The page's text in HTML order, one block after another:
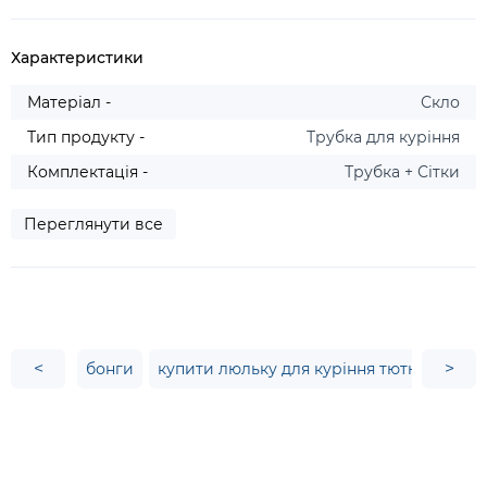
Характеристики
Матеріал -
Скло
Тип продукту -
Трубка для куріння
Комплектація -
Трубка + Сітки
Переглянути все
< бонги купити люльку для куріння тютюну >